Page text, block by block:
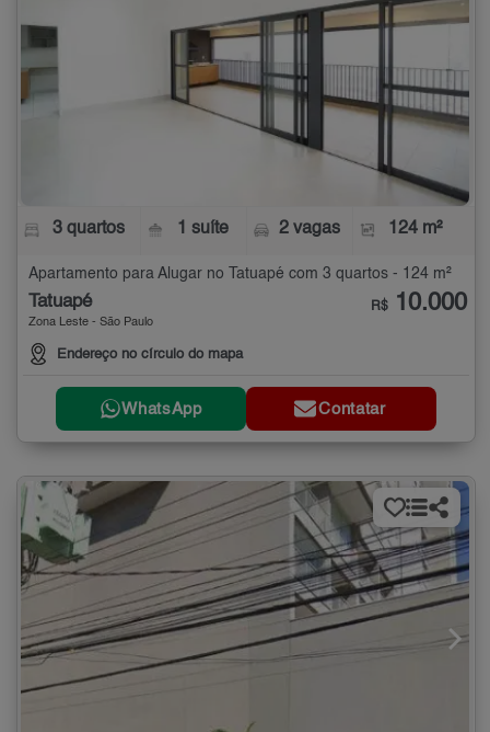
3 quartos 1 suíte 2 vagas 124 m²
Apartamento para Alugar no Tatuapé com 3 quartos - 124 m²
Tatuapé
Zona Leste - São Paulo
Endereço no círculo do mapa
R$ 10.000
WhatsApp Contatar